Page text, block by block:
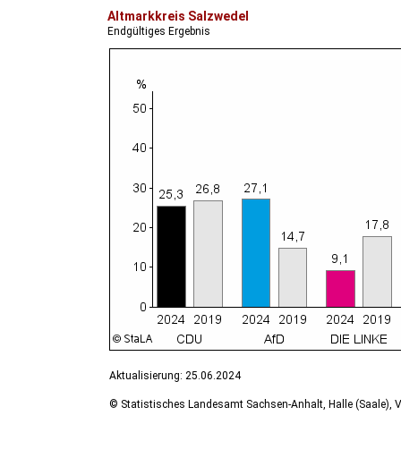
Altmarkkreis Salzwedel
Endgültiges Ergebnis
Aktualisierung: 25.06.2024
© Statistisches Landesamt Sachsen-Anhalt, Halle (Saale),